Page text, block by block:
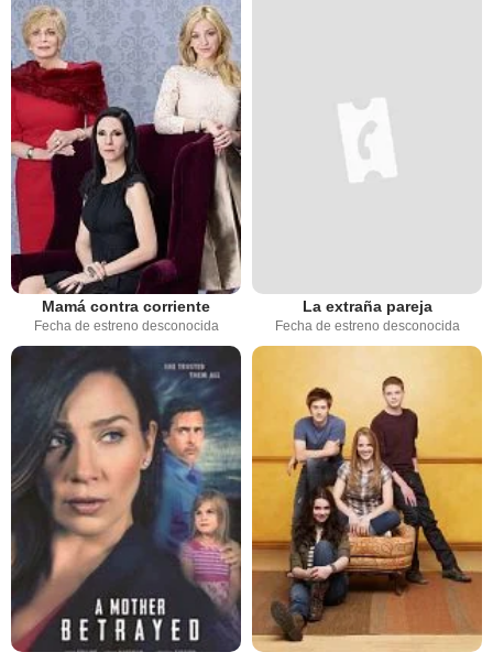
Mamá contra corriente
Fecha de estreno desconocida
La extraña pareja
Fecha de estreno desconocida